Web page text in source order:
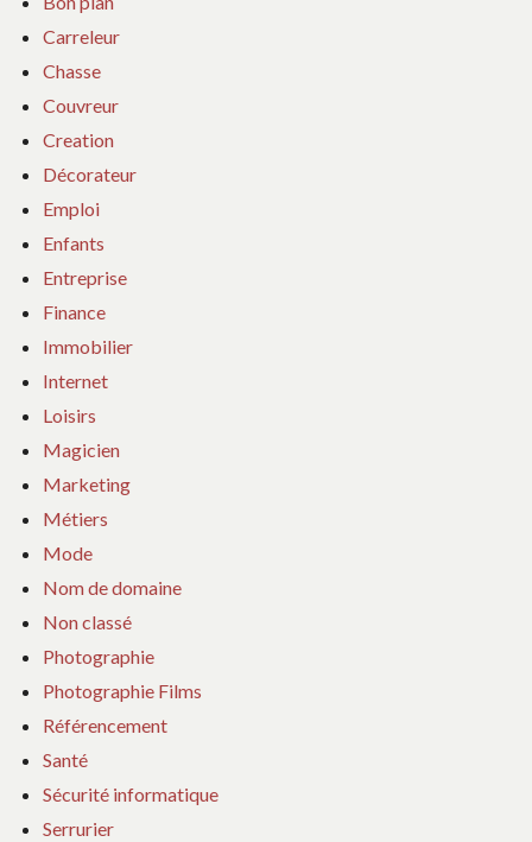
Carreleur
Chasse
Couvreur
Creation
Décorateur
Emploi
Enfants
Entreprise
Finance
Immobilier
Internet
Loisirs
Magicien
Marketing
Métiers
Mode
Nom de domaine
Non classé
Photographie
Photographie Films
Référencement
Santé
Sécurité informatique
Serrurier